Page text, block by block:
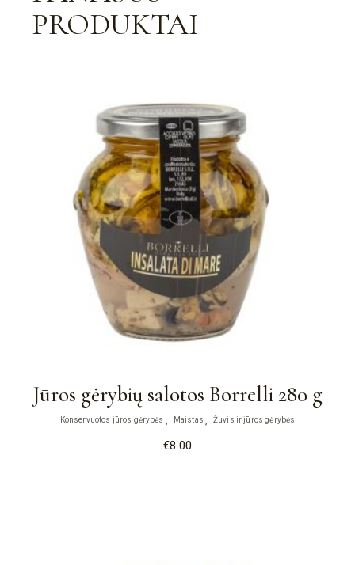
PRODUKTAI
Jūros gėrybių salotos Borrelli 280 g
Konservuotos jūros gėrybės Maistas Žuvis ir jūros gėrybės
€8.00